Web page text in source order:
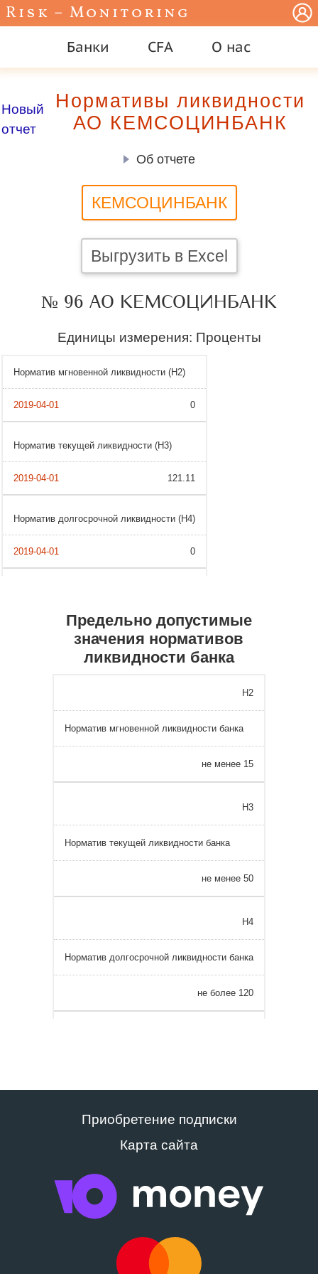
Risk – Monitoring
Банки CFA О нас
Новый
отчет
Нормативы ликвидности
АО КЕМСОЦИНБАНК
Об отчете
КЕМСОЦИНБАНК
Выгрузить в Excel
№ 96 АО КЕМСОЦИНБАНК
Единицы измерения: Проценты
Норматив мгновенной ликвидности (Н2)
0
Норматив текущей ликвидности (Н3)
121.11
Норматив долгосрочной ликвидности (Н4)
0
Предельно допустимые
значения нормативов
ликвидности банка
Н2
Норматив мгновенной ликвидности банка
не менее 15
Н3
Норматив текущей ликвидности банка
не менее 50
Н4
Норматив долгосрочной ликвидности банка
не более 120
Приобретение подписки
Карта сайта